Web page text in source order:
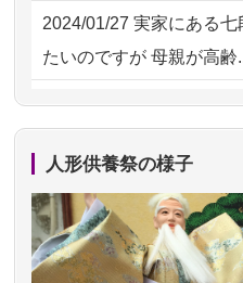
2026/07/13 遠方からでも
での方法が...
2026/07/10家から近かっ
2026/07/08誰も住んでい
ました。 ...
2024/01/27 実家にある七
たいのですが 母親が高齢
2024/01/13剥製の供養・
ですが？
2024/01/13お雛様のセッ
人形供養祭の様子